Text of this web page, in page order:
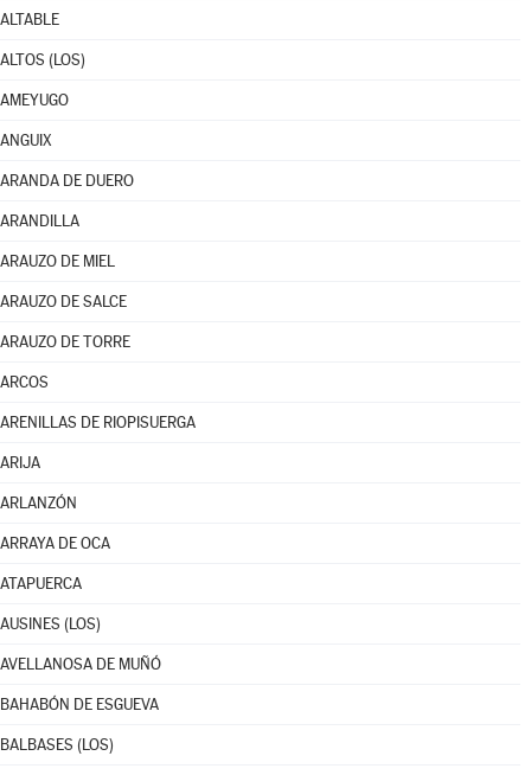
ALTABLE
ALTOS (LOS)
AMEYUGO
ANGUIX
ARANDA DE DUERO
ARANDILLA
ARAUZO DE MIEL
ARAUZO DE SALCE
ARAUZO DE TORRE
ARCOS
ARENILLAS DE RIOPISUERGA
ARIJA
ARLANZÓN
ARRAYA DE OCA
ATAPUERCA
AUSINES (LOS)
AVELLANOSA DE MUÑÓ
BAHABÓN DE ESGUEVA
BALBASES (LOS)